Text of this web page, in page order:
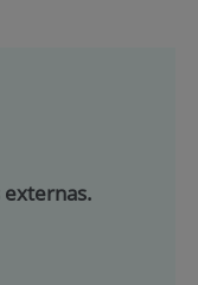
externas.